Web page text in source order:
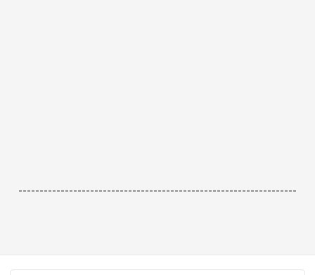
------------------------------------------------------------------